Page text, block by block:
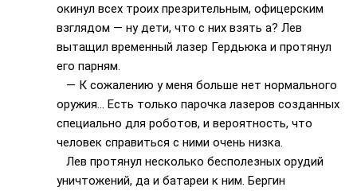
окинул всех троих презрительным, офицерским
взглядом — ну дети, что с них взять а? Лев
вытащил временный лазер Гердьюка и протянул
его парням.
— К сожалению у меня больше нет нормального
оружия… Есть только парочка лазеров созданных
специально для роботов, и вероятность, что
человек справиться с ними очень низка.
Лев протянул несколько бесполезных орудий
уничтожений, да и батареи к ним. Бергин